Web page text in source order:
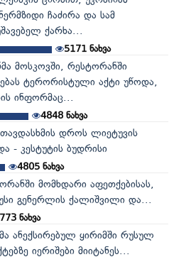
ჩაძირა და სამ
ქარხა...
5171 ნახვა
მოსკოვში, რესტორანში
ტერორისტული აქტი უწოდა,
ინფორმაც...
4848ნახვა
თავდასხმის დროს ლიეტუვის
- კესტუტის ბუდრისი
4805ნახვა
მომხდარი აფეთქებისას,
გენერლის ქალიშვილი და...
ნახვა
ანექსირებულ ყირიმში რუსულ
იერიშები მიიტანეს...